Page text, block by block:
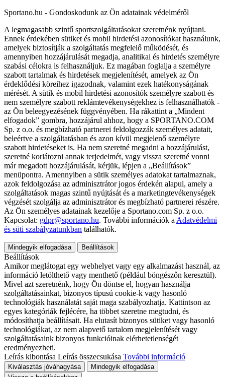
Sportano.hu - Gondoskodunk az Ön adatainak védelméről
A legmagasabb szintű sportszolgáltatásokat szeretnénk nyújtani.
Ennek érdekében sütiket és mobil hirdetési azonosítókat használunk,
amelyek biztosítják a szolgáltatás megfelelő működését, és
amennyiben hozzájárulását megadja, analitikai és hirdetés személyre
szabási célokra is felhasználjuk. Ez magában foglalja a személyre
szabott tartalmak és hirdetések megjelenítését, amelyek az Ön
érdeklődési köreihez igazodnak, valamint ezek hatékonyságának
mérését. A sütik és mobil hirdetési azonosítók személyre szabott és
nem személyre szabott reklámtevékenységekhez is felhasználhatók -
az Ön beleegyezésének függvényében. Ha rákattint a „Mindent
elfogadok” gombra, hozzájárul ahhoz, hogy a SPORTANO.COM
Sp. z o.o. és megbízható partnerei feldolgozzák személyes adatait,
beleértve a szolgáltatásban és azon kívül megjelenő személyre
szabott hirdetéseket is. Ha nem szeretné megadni a hozzájárulást,
szeretné korlátozni annak terjedelmét, vagy vissza szeretné vonni
már megadott hozzájárulását, kérjük, lépjen a „Beállítások”
menüpontra. Amennyiben a sütik személyes adatokat tartalmaznak,
azok feldolgozása az adminisztrátor jogos érdekén alapul, amely a
szolgáltatások magas szintű nyújtását és a marketingtevékenységek
végzését szolgálja az adminisztrátor és megbízható partnerei részére.
Az Ön személyes adatainak kezelője a Sportano.com Sp. z o.o.
Kapcsolat: gdpr@sportano.hu. További információk a Adatvédelmi
és süti szabályzatunkban találhatók.
Mindegyik elfogadása Beállítások
Beállítások
Amikor meglátogat egy webhelyet vagy egy alkalmazást használ, az
információ letölthető vagy menthető (például böngészőn keresztül).
Mivel azt szeretnénk, hogy Ön döntse el, hogyan használja
szolgáltatásainkat, bizonyos típusú cookie-k vagy hasonló
technológiák használatát saját maga szabályozhatja. Kattintson az
egyes kategóriák fejlécére, ha többet szeretne megtudni, és
módosíthatja beállításait. Ha elutasít bizonyos sütiket vagy hasonló
technológiákat, az nem alapvető tartalom megjelenítését vagy
szolgáltatásaink bizonyos funkcióinak elérhetetlenségét
eredményezheti.
Leírás kibontása Leírás összecsukása További információ
Kiválasztás jóváhagyása
Mindegyik elfogadása